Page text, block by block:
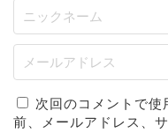
次回のコメントで使
前、メールアドレス、